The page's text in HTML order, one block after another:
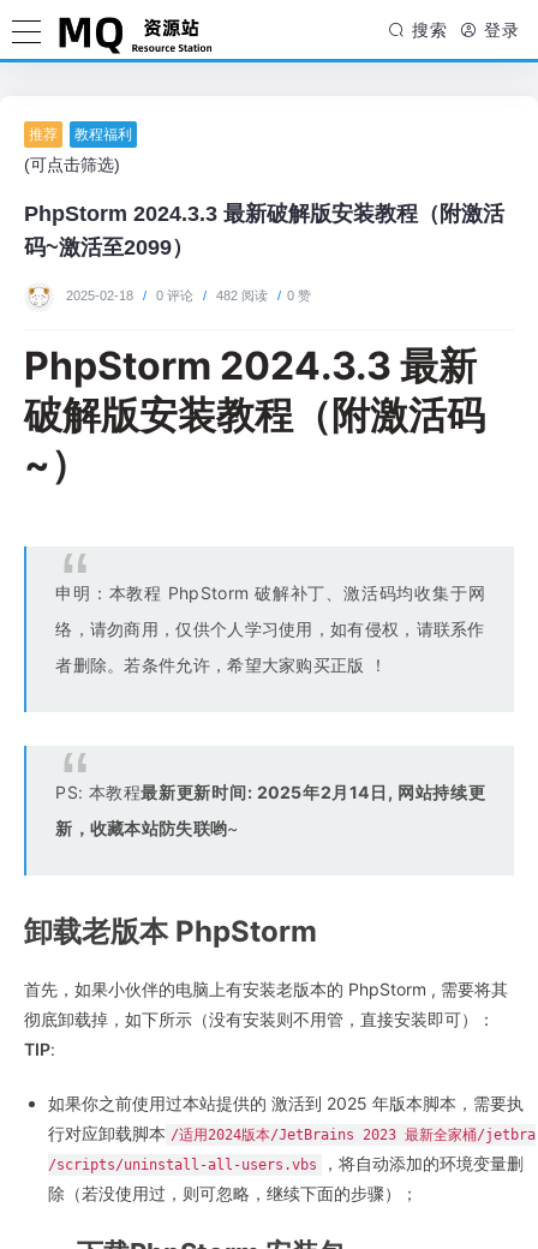
搜索 登录
推荐 教程福利
(可点击筛选)
PhpStorm 2024.3.3 最新破解版安装教程（附激活
码~激活至2099）
2025-02-18 / 0 评论 / 482 阅读 / 0 赞
PhpStorm 2024.3.3 最新
破解版安装教程（附激活码
~）
申明：本教程 PhpStorm 破解补丁、激活码均收集于网
络，请勿商用，仅供个人学习使用，如有侵权，请联系作
者删除。若条件允许，希望大家购买正版 ！
PS: 本教程最新更新时间: 2025年2月14日, 网站持续更
新，收藏本站防失联哟~
卸载老版本 PhpStorm
首先，如果小伙伴的电脑上有安装老版本的 PhpStorm , 需要将其
彻底卸载掉，如下所示（没有安装则不用管，直接安装即可）：
TIP:
如果你之前使用过本站提供的 激活到 2025 年版本脚本，需要执
行对应卸载脚本 /适用2024版本/JetBrains 2023 最新全家桶/jetbra
/scripts/uninstall-all-users.vbs
，将自动添加的环境变量删
除（若没使用过，则可忽略，继续下面的步骤）；